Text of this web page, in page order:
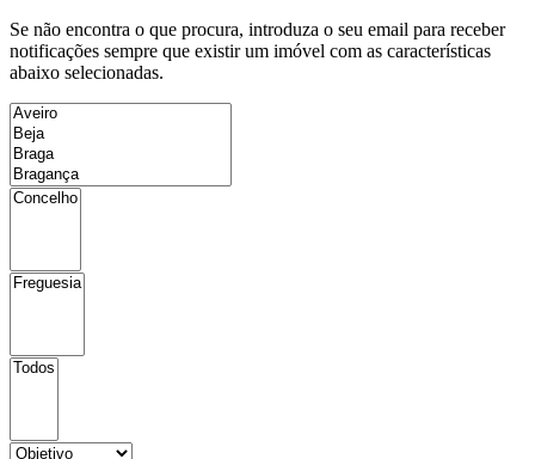
Se não encontra o que procura, introduza o seu email para receber
notificações sempre que existir um imóvel com as características
abaixo selecionadas.